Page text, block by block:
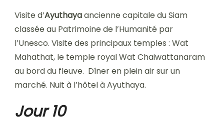
Visite d’Ayuthayaancienne capitale du Siam
classée au Patrimoine de l’Humanité par
l’Unesco. Visite des principaux temples : Wat
Mahathat, le temple royal Wat Chaiwattanaram
au bord du fleuve. Dîner en plein air sur un
marché. Nuit à l’hôtel à Ayuthaya.
Jour 10